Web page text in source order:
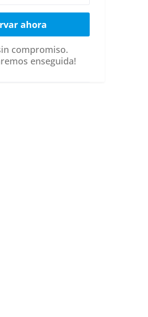
compromiso.
enseguida!